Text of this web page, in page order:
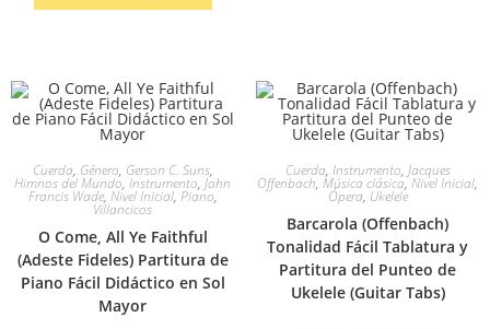
Cuerda, Género, Gerson C. Suns,
Himnos del Mundo, Instrumento, John
Francis Wade, Nivel Inicial, Piano,
Villancicos
O Come, All Ye Faithful
(Adeste Fideles) Partitura de
Piano Fácil Didáctico en Sol
Mayor
Cuerda, Instrumento, Jacques
Offenbach, Música clásica,Nivel Inicial,
Ópera, Ukelele
Barcarola (Offenbach)
Tonalidad Fácil Tablatura y
Partitura del Punteo de
Ukelele (Guitar Tabs)